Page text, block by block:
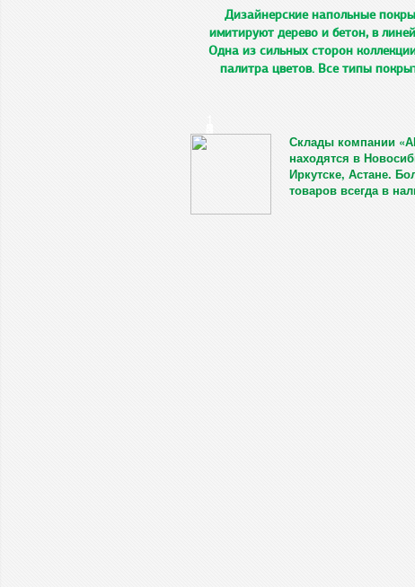
Дизайнерские напольные
имитируют дерево и бетон, в
Одна из сильных сторон
палитра цветов. Все типы
Склады компании
находятся в
Иркутске, Астане.
товаров всегда в